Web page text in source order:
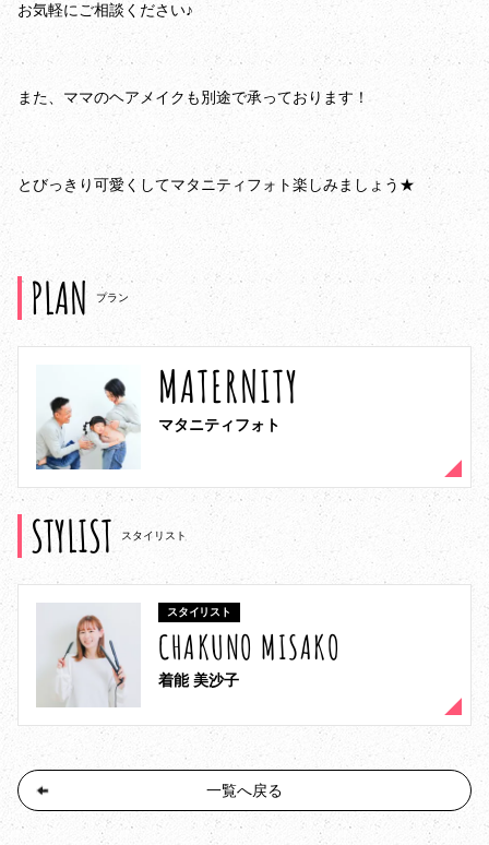
お気軽にご相談ください♪
また、ママのヘアメイクも別途で承っております！
とびっきり可愛くしてマタニティフォト楽しみましょう★
PLAN プラン
MATERNITY
マタニティフォト
STYLIST スタイリスト
スタイリスト
CHAKUNO MISAKO
着能 美沙子
一覧へ戻る